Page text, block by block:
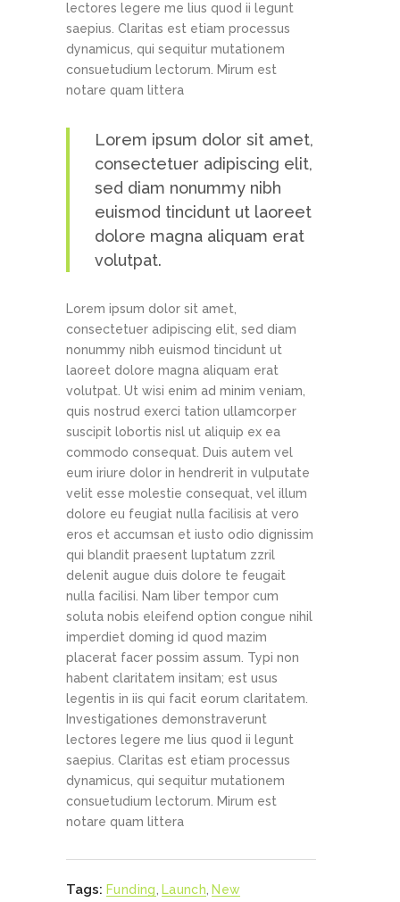
lectores legere me lius quod ii legunt
saepius. Claritas est etiam processus
dynamicus, qui sequitur mutationem
consuetudium lectorum. Mirum est
notare quam littera
Lorem ipsum dolor sit amet,
consectetuer adipiscing elit,
sed diam nonummy nibh
euismod tincidunt ut laoreet
dolore magna aliquam erat
volutpat.
Lorem ipsum dolor sit amet,
consectetuer adipiscing elit, sed diam
nonummy nibh euismod tincidunt ut
laoreet dolore magna aliquam erat
volutpat. Ut wisi enim ad minim veniam,
quis nostrud exerci tation ullamcorper
suscipit lobortis nisl ut aliquip ex ea
commodo consequat. Duis autem vel
eum iriure dolor in hendrerit in vulputate
velit esse molestie consequat, vel illum
dolore eu feugiat nulla facilisis at vero
eros et accumsan et iusto odio dignissim
qui blandit praesent luptatum zzril
delenit augue duis dolore te feugait
nulla facilisi. Nam liber tempor cum
soluta nobis eleifend option congue nihil
imperdiet doming id quod mazim
placerat facer possim assum. Typi non
habent claritatem insitam; est usus
legentis in iis qui facit eorum claritatem.
Investigationes demonstraverunt
lectores legere me lius quod ii legunt
saepius. Claritas est etiam processus
dynamicus, qui sequitur mutationem
consuetudium lectorum. Mirum est
notare quam littera
Tags: Funding Launch New